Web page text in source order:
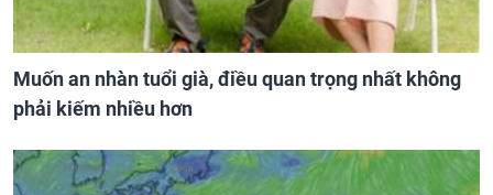
Muốn an nhàn tuổi già, điều quan trọng nhất không
phải kiếm nhiều hơn